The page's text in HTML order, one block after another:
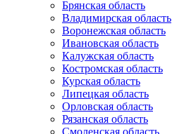
Брянская область
Владимирская область
Воронежская область
Ивановская область
Калужская область
Костромская область
Курская область
Липецкая область
Орловская область
Рязанская область
Смоленская область